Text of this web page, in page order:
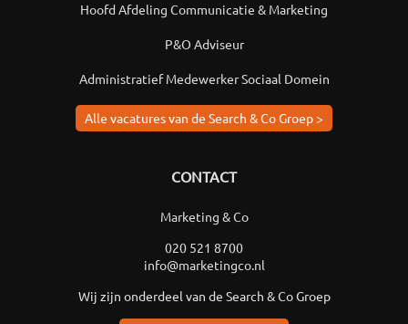
Hoofd Afdeling Communicatie & Marketing
P&O Adviseur
Administratief Medewerker Sociaal Domein
Alle vacatures van de Search & Co Groep >
CONTACT
Marketing & Co
020 521 8700
info@marketingco.nl
Wij zijn onderdeel van de Search & Co Groep